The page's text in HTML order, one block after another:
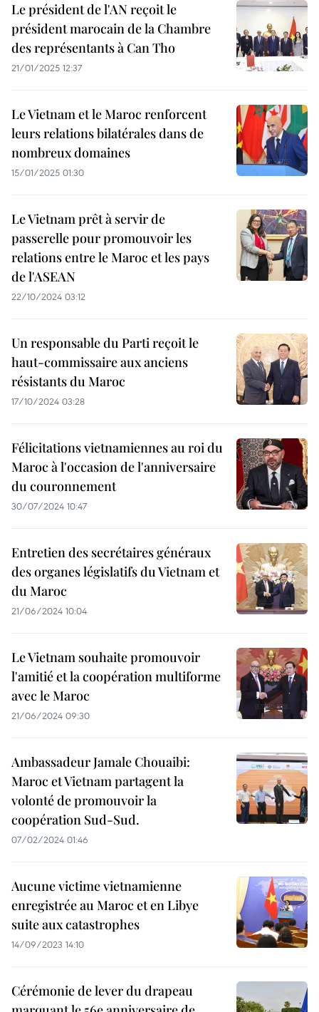
Le président de l'AN reçoit le
président marocain de la Chambre
des représentants à Can Tho
21/01/2025 12:37
Le Vietnam et le Maroc renforcent
leurs relations bilatérales dans de
nombreux domaines
15/01/2025 01:30
Le Vietnam prêt à servir de
passerelle pour promouvoir les
relations entre le Maroc et les pays
de l'ASEAN
22/10/2024 03:12
Un responsable du Parti reçoit le
haut-commissaire aux anciens
résistants du Maroc
17/10/2024 03:28
Félicitations vietnamiennes au roi du
Maroc à l'occasion de l'anniversaire
du couronnement
30/07/2024 10:47
Entretien des secrétaires généraux
des organes législatifs du Vietnam et
du Maroc
21/06/2024 10:04
Le Vietnam souhaite promouvoir
l'amitié et la coopération multiforme
avec le Maroc
21/06/2024 09:30
Ambassadeur Jamale Chouaibi:
Maroc et Vietnam partagent la
volonté de promouvoir la
coopération Sud-Sud.
07/02/2024 01:46
Aucune victime vietnamienne
enregistrée au Maroc et en Libye
suite aux catastrophes
14/09/2023 14:10
Cérémonie de lever du drapeau